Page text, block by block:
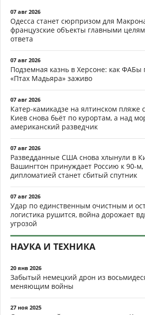
07 авг 2026
Одесса станет сюрпризом для
французские объекты главными
ответа
07 авг 2026
Подземная казнь в Херсоне: как ФАБы
«Птах Мадьяра» заживо
07 авг 2026
Катер-камикадзе на ялтинском пляже
Киев снова бьёт по курортам, а над
американский разведчик
07 авг 2026
Разведданные США снова хлынули в
Вашингтон принуждает Россию к 90-
дипломатией станет сбитый спутник
07 авг 2026
Удар по единственным очистным и
логистика рушится, война дорожает
угрозой
НАУКА И ТЕХНИКА
20 янв 2026
Забытый немецкий дрон из
меняющим войны
27 ноя 2025